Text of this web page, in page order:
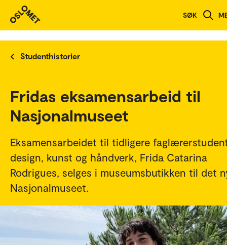
SØK
Studenthistorier
Fridas eksamensarbeid til
Nasjonalmuseet
Eksamensarbeidet til tidligere
design, kunst og håndverk, Frida Catarina
Rodrigues, selges i museumsbutikken til det
Nasjonalmuseet.